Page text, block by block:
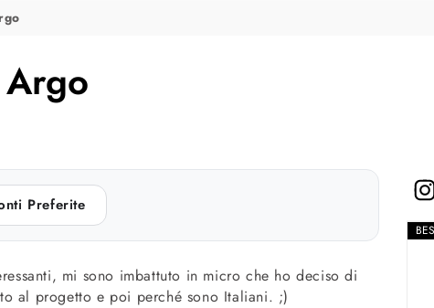
Preferite
mi sono imbattuto in micro che ho deciso di
al progetto e poi perché sono Italiani. ;)